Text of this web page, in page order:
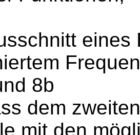
eines
8b
dem
mit den